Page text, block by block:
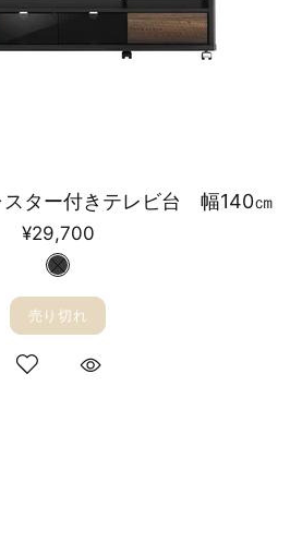
ター付きテレビ台 幅140㎝
¥29,700
売り切れ